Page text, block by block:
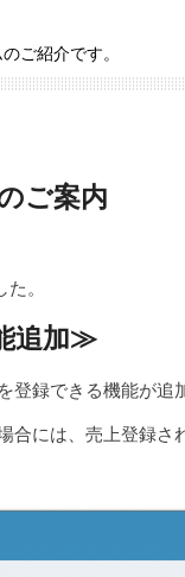
ご紹介です。
ご案内
。
追加≫
登録できる機能が追
合には、売上登録さ